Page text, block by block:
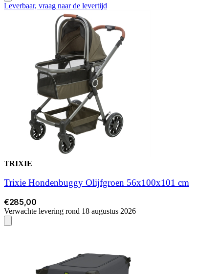
Leverbaar, vraag naar de levertijd
TRIXIE
Trixie Hondenbuggy Olijfgroen 56x100x101 cm
€285,00
Verwachte levering rond 18 augustus 2026